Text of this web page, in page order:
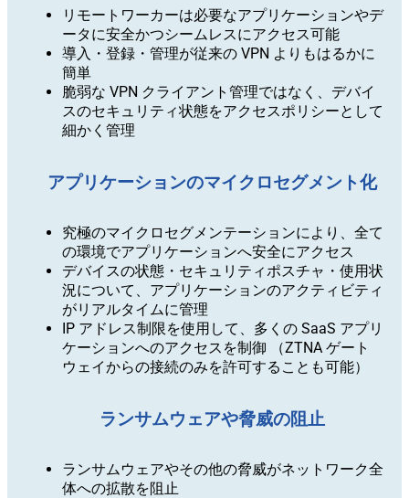
リモートワーカーは必要なアプリケーションやデ
ータに安全かつシームレスにアクセス可能
導入・登録・管理が従来の VPN よりもはるかに
簡単
脆弱な VPN クライアント管理ではなく、デバイ
スのセキュリティ状態をアクセスポリシーとして
細かく管理
アプリケーションのマイクロセグメント化
究極のマイクロセグメンテーションにより、全て
の環境でアプリケーションへ安全にアクセス
デバイスの状態・セキュリティポスチャ・使用状
況について、アプリケーションのアクティビティ
がリアルタイムに管理
IP アドレス制限を使用して、多くの SaaS アプリ
ケーションへのアクセスを制御 （ZTNA ゲート
ウェイからの接続のみを許可することも可能）
ランサムウェアや脅威の阻止
ランサムウェアやその他の脅威がネットワーク全
体への拡散を阻止